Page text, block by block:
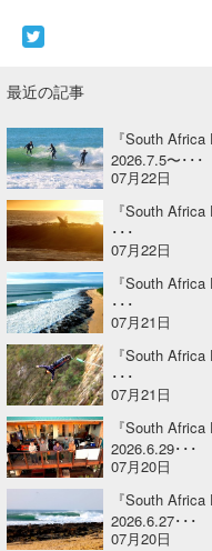
最近の記事
『South Africa
2026.7.5〜･･･
07月22日
『South
･･･
07月22日
『South
･･･
07月21日
『South
･･･
07月21日
『South Africa
2026.6.29･･･
07月20日
『South Africa
2026.6.27･･･
07月20日
Yoshiyuki Obata
arukasvision
DELTA FORCE SURF
CBA Films
熊谷素子
WAVAL
中浦“JET”章
嵯峨明日香
進士剛光
田原啓江
植村未来
NOBUFUKU
大野”MAR”修聖
喜納海人
☆加藤
+☆maki☆+
Aichan
chan-U
ECE
G◎Da
H
KID
KOBU
波伝説